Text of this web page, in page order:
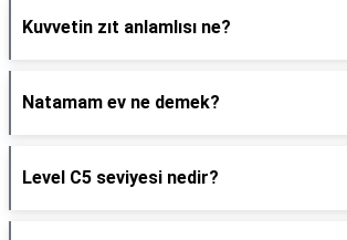
Kuvvetin zıt anlamlısı ne?
Natamam ev ne demek?
Level C5 seviyesi nedir?